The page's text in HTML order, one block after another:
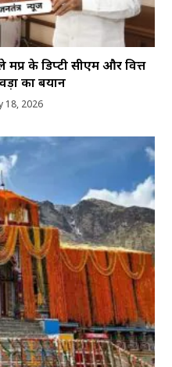
के डिप्टी सीएम और वित्त
का बयान
18, 2026